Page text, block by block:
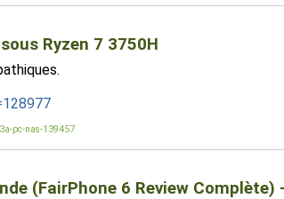
Ryzen 7 3750H
pc-nas-139457
(FairPhone 6 Review Complète)